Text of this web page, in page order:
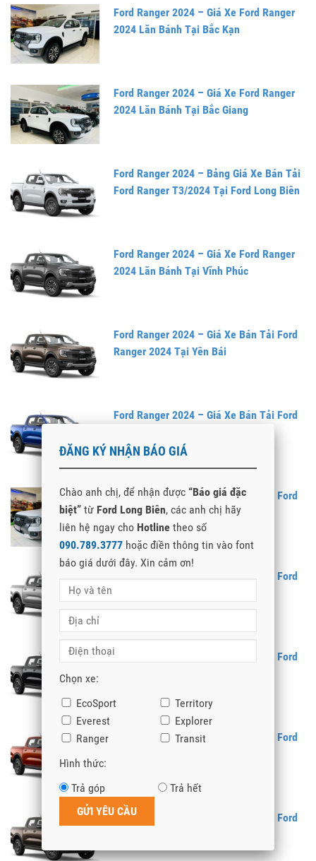
Ford Ranger 2024 – Giá Xe Ford Ranger
2024 Lăn Bánh Tại Bắc Kạn
Ford Ranger 2024 – Giá Xe Ford Ranger
2024 Lăn Bánh Tại Bắc Giang
Ford Ranger 2024 – Bảng Giá Xe Bán Tải
Ford Ranger T3/2024 Tại Ford Long Biên
Ford Ranger 2024 – Giá Xe Ford Ranger
2024 Lăn Bánh Tại Vĩnh Phúc
Ford Ranger 2024 – Giá Xe Bán Tải Ford
Ranger 2024 Tại Yên Bái
Ford Ranger 2024 – Giá Xe Bán Tải Ford
Ford Ranger 2024 – Giá Xe Bán Tải Ford
Ranger 2024 Tại Tuyên Quang
Ford Ranger 2024 – Giá Xe Bán Tải Ford
Ford Ranger 2024 – Giá Xe Bán Tải Ford
Ford Ranger 2024 – Giá Xe Bán Tải Ford
Ford Ranger 2024 – Giá Xe Bán Tải Ford
ĐĂNG KÝ NHẬN BÁO GIÁ
Chào anh chị, để nhận được “Báo giá đặc
biệt” từ Ford Long Biên, các anh chị hãy
liên hệ ngay cho Hotline theo số
090.789.3777 hoặc điền thông tin vào font
báo giá dưới đây. Xin cảm ơn!
Chọn xe:
EcoSport
Territory
Everest
Explorer
Ranger
Transit
Hình thức:
Trả góp
Trả hết